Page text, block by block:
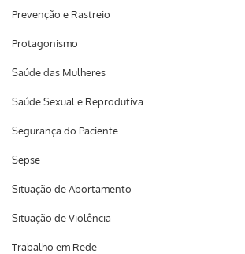
Prevenção e Rastreio
Protagonismo
Saúde das Mulheres
Saúde Sexual e Reprodutiva
Segurança do Paciente
Sepse
Situação de Abortamento
Situação de Violência
Trabalho em Rede